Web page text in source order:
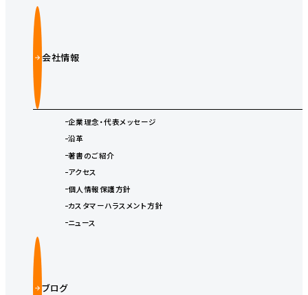
会社情報
企業理念・代表メッセージ
沿革
著書のご紹介
アクセス
個人情報保護方針
カスタマーハラスメント方針
ニュース
ブログ